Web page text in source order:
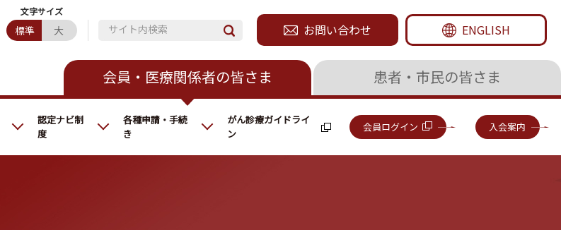
お問い合わせ ENGLISH
サイト内検索
標準 大
会員・医療関係者の皆さま 患者・市民の皆さま
会員ログイン 入会案内
認定ナビ制
度
各種申請・手続
き
がん診療ガイドライ
ン